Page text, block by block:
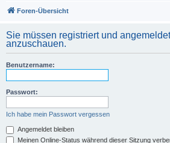
Foren-Übersicht
Sie müssen registriert und
anzuschauen.
Benutzername:
Passwort:
Ich habe mein Passwort vergessen
Angemeldet bleiben
Meinen Online-Status während dieser Sitzung